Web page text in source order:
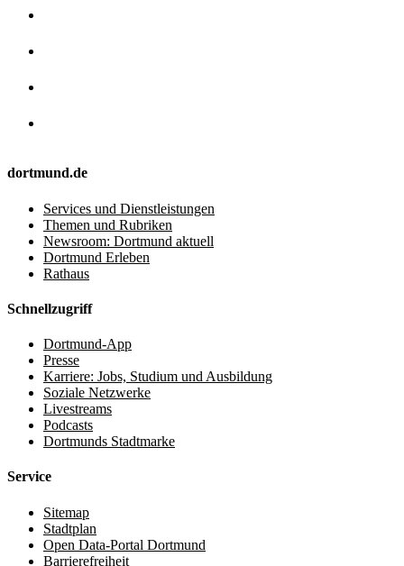
dortmund.de
Services und Dienstleistungen
Themen und Rubriken
Newsroom: Dortmund aktuell
Dortmund Erleben
Rathaus
Schnellzugriff
Dortmund-App
Presse
Karriere: Jobs, Studium und Ausbildung
Soziale Netzwerke
Livestreams
Podcasts
Dortmunds Stadtmarke
Service
Sitemap
Stadtplan
Open Data-Portal Dortmund
Barrierefreiheit